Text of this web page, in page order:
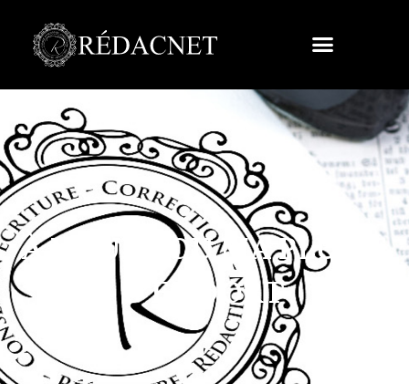
À L’AUBE OÙ MA PLUME
S’ENDORT